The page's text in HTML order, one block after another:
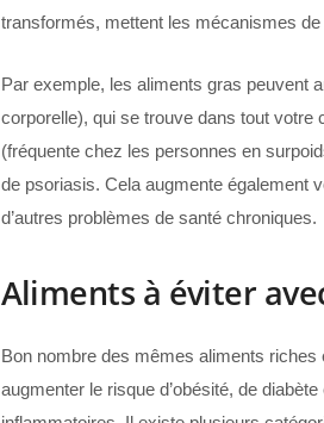
transformés, mettent les mécanismes
Par exemple, les aliments gras peuvent
corporelle), qui se trouve dans tout votre
(fréquente chez les personnes en
de psoriasis. Cela augmente également
d’autres problèmes de santé chroniques.
Aliments à éviter
Bon nombre des mêmes aliments
augmenter le risque d’obésité, de